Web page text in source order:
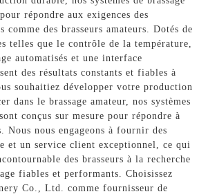
répondre aux exigences des
comme des brasseurs amateurs. Dotés de
telles que le contrôle de la température,
automatisés et une interface
des résultats constants et fiables à
souhaitiez développer votre production
dans le brassage amateur, nos systèmes
conçus sur mesure pour répondre à
Nous nous engageons à fournir des
et un service client exceptionnel, ce qui
des brasseurs à la recherche
fiables et performants. Choisissez
Co., Ltd. comme fournisseur de